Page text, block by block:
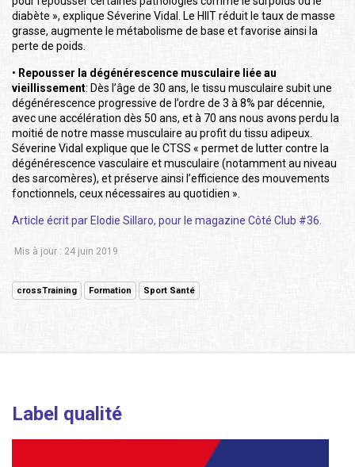
diabète », explique Séverine Vidal. Le HIIT réduit le taux de masse
grasse, augmente le métabolisme de base et favorise ainsi la
perte de poids.
• Repousser la dégénérescence musculaire liée au
vieillissement: Dès l’âge de 30 ans, le tissu musculaire subit une
dégénérescence progressive de l’ordre de 3 à 8% par décennie,
avec une accélération dès 50 ans, et à 70 ans nous avons perdu la
moitié de notre masse musculaire au profit du tissu adipeux.
Séverine Vidal explique que le CTSS « permet de lutter contre la
dégénérescence vasculaire et musculaire (notamment au niveau
des sarcomères), et préserve ainsi l’efficience des mouvements
fonctionnels, ceux nécessaires au quotidien ».
Article écrit par Elodie Sillaro, pour le magazine Côté Club #36.
Mis à jour : 24 juin 2019
crossTraining Formation Sport Santé
Label qualité